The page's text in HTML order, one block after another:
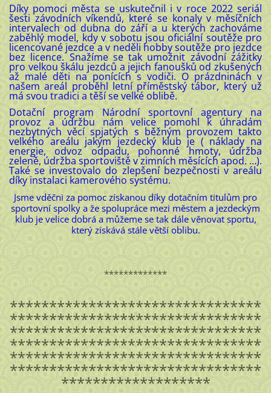
Díky pomoci města se uskutečnil i v roce 2022 seriál
šesti závodních víkendů, které se konaly v měsíčních
intervalech od dubna do září a u kterých zachováme
zaběhlý model, kdy v sobotu jsou oficiální soutěže pro
licencované jezdce a v neděli hobby soutěže pro jezdce
bez licence. Snažíme se tak umožnit závodní zážitky
pro velkou škálu jezdců a jejich fanoušků od zkušených
až malé děti na ponících s vodiči. O prázdninách v
našem areál proběhl letní příměstský tábor, který už
má svou tradici a těší se velké oblibě.
Dotační program Národní sportovní agentury na
provoz a údržbu nám velice pomohl k úhradám
nezbytných věcí spjatých s běžným provozem takto
velkého areálu jakým jezdecký klub je ( náklady na
energie, odvoz odpadu, pohonné hmoty, údržba
zeleně, údržba sportoviště v zimních měsících apod. …).
Také se investovalo do zlepšení bezpečnosti v areálu
díky instalaci kamerového systému.
Jsme vděčni za pomoc získanou díky dotačním titulům pro
sportovní spolky a že spolupráce mezi městem a jezdeckým
klub je velice dobrá a můžeme se tak dále věnovat sportu,
který získává stále větší oblibu.
*************
********************************
********************************
********************************
********************************
********************************
********************************
*******************